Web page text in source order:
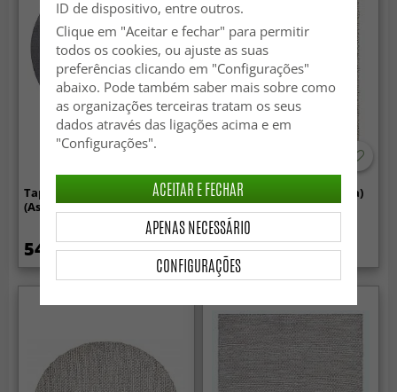
Tapete redondo - Hamilton
(Asphalt)
54.99 €
Tapete de lã - Mesra (cinza)
199 €
ID de dispositivo, entre outros.
Clique em "Aceitar e fechar" para permitir
todos os cookies, ou ajuste as suas
preferências clicando em "Configurações"
abaixo. Pode também saber mais sobre como
as organizações terceiras tratam os seus
dados através das ligações acima e em
"Configurações".
CONFIGURAÇÕES
APENAS NECESSÁRIO
ACEITAR E FECHAR